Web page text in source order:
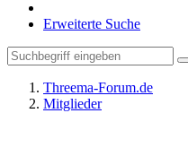
Erweiterte Suche
Threema-Forum.de
Mitglieder